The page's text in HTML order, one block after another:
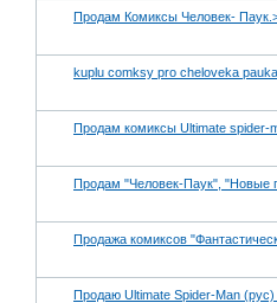
Продам Комиксы Человек-
kuplu comksy pro cheloveka pauka
Продам комиксы Ultimate spider-
Продам "Человек-Паук", "Новые
Продажа комиксов
Продаю Ultimate Spider-Man (рус)